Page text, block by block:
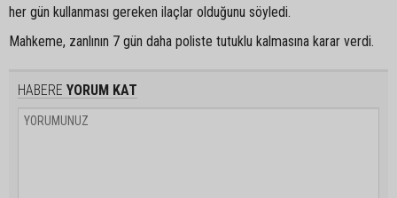
her gün kullanması gereken ilaçlar olduğunu söyledi.
Mahkeme, zanlının 7 gün daha poliste tutuklu kalmasına karar verdi.
HABERE YORUM KAT